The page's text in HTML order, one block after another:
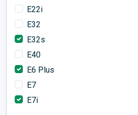
E22i
E32
E32s
E40
E6 Plus
E7
E7i